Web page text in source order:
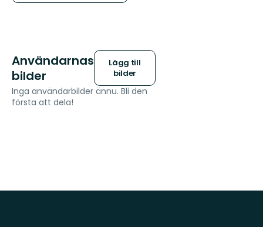
Användarnas
bilder
Lägg till
bilder
Inga användarbilder ännu. Bli den
första att dela!